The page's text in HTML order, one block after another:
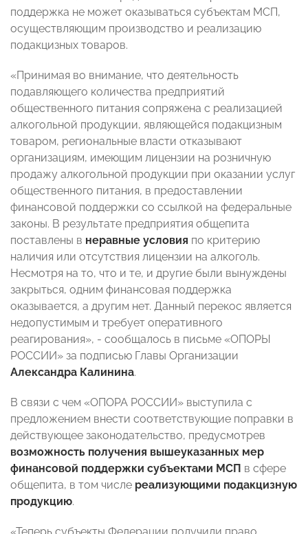
поддержка не может оказываться субъектам МСП,
осуществляющим производство и реализацию
подакцизных товаров.
«Принимая во внимание, что деятельность
подавляющего количества предприятий
общественного питания сопряжена с реализацией
алкогольной продукции, являющейся подакцизным
товаром, региональные власти отказывают
организациям, имеющим лицензии на розничную
продажу алкогольной продукции при оказании услуг
общественного питания, в предоставлении
финансовой поддержки со ссылкой на федеральные
законы. В результате предприятия общепита
поставлены в неравные условия по критерию
наличия или отсутствия лицензии на алкоголь.
Несмотря на то, что и те, и другие были вынуждены
закрыться, одним финансовая поддержка
оказывается, а другим нет. Данный перекос является
недопустимым и требует оперативного
реагирования», - сообщалось в письме «ОПОРЫ
РОССИИ» за подписью Главы Организации
Александра Калинина.
В связи с чем «ОПОРА РОССИИ» выступила с
предложением внести соответствующие поправки в
действующее законодательство, предусмотрев
возможность получения вышеуказанных мер
финансовой поддержки субъектами МСП в сфере
общепита, в том числе реализующими подакцизную
продукцию.